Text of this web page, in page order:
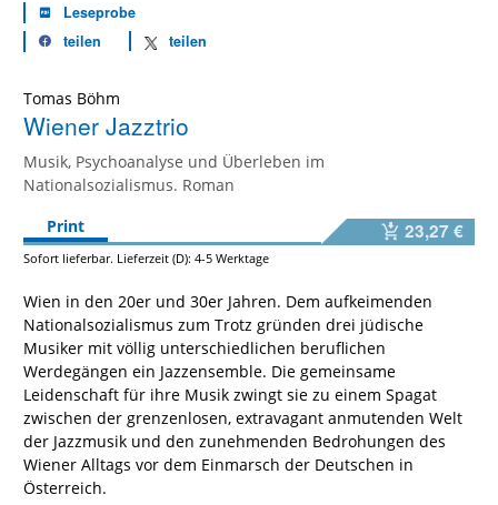
Leseprobe
teilen
teilen
Tomas Böhm
Wiener Jazztrio
Musik, Psychoanalyse und Überleben im
Nationalsozialismus. Roman
Print
23,27 €
Sofort lieferbar. Lieferzeit (D): 4-5 Werktage
Wien in den 20er und 30er Jahren. Dem aufkeimenden
Nationalsozialismus zum Trotz gründen drei jüdische
Musiker mit völlig unterschiedlichen beruflichen
Werdegängen ein Jazzensemble. Die gemeinsame
Leidenschaft für ihre Musik zwingt sie zu einem Spagat
zwischen der grenzenlosen, extravagant anmutenden Welt
der Jazzmusik und den zunehmenden Bedrohungen des
Wiener Alltags vor dem Einmarsch der Deutschen in
Österreich.